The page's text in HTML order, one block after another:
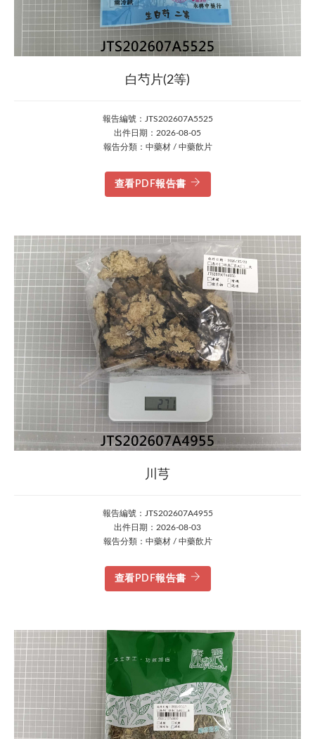
白芍片(2等)
報告編號：JTS202607A5525
出件日期：2026-08-05
報告分類：中藥材 / 中藥飲片
查看PDF報告書
川芎
報告編號：JTS202607A4955
出件日期：2026-08-03
報告分類：中藥材 / 中藥飲片
查看PDF報告書